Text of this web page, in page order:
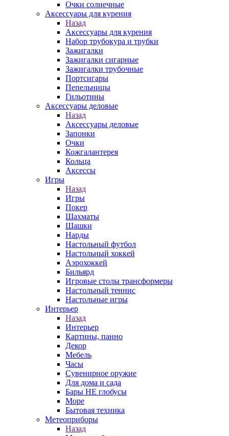
Очки солнечные
Аксессуары для курения
Назад
Аксессуары для курения
Набор трубокура и трубки
Зажигалки
Зажигалки сигарные
Зажигалки трубочные
Портсигары
Пепельницы
Гильотины
Аксессуары деловые
Назад
Аксессуары деловые
Запонки
Очки
Кожгалантерея
Кольца
Аксессы
Игры
Назад
Игры
Покер
Шахматы
Шашки
Нарды
Настольный футбол
Настольный хоккей
Аэрохоккей
Бильярд
Игровые столы трансформеры
Настольный теннис
Настольные игры
Интерьер
Назад
Интерьер
Картины, панно
Декор
Мебель
Часы
Сувенирное оружие
Для дома и сада
Бары НЕ глобусы
Море
Бытовая техника
Метеоприборы
Назад